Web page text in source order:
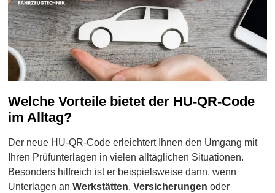
Welche Vorteile bietet der HU-QR-Code
im Alltag?
Der neue HU-QR-Code erleichtert Ihnen den Umgang mit
Ihren Prüfunterlagen in vielen alltäglichen Situationen.
Besonders hilfreich ist er beispielsweise dann, wenn
Unterlagen anWerkstätten,Versicherungen oder